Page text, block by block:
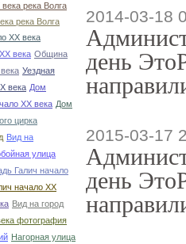
река Волга
река Волга
ХХ века
века Община
Уездная
века Дом
ХХ века Дом
цирка
Вид на
улица
Галич начало
начало ХХ
Вид на город
фотография
Нагорная улица
2014-03-18
день
2015-03-17
день